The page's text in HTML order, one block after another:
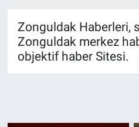
Zonguldak Haberleri,
Zonguldak merkez
objektif haber Sitesi.